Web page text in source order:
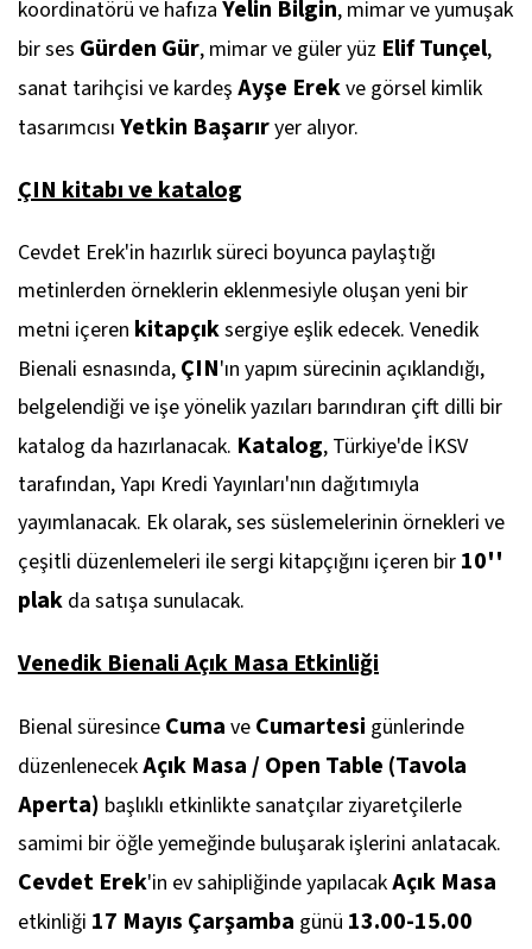
koordinatörü ve hafıza Yelin Bilgin, mimar ve yumuşak
bir ses Gürden Gür, mimar ve güler yüz Elif Tunçel,
sanat tarihçisi ve kardeş Ayşe Erekve görsel kimlik
tasarımcısı Yetkin Başarıryer alıyor.
ÇINkitabı ve katalog
Cevdet Erek'in hazırlık süreci boyunca paylaştığı
metinlerden örneklerin eklenmesiyle oluşan yeni bir
metni içeren kitapçıksergiye eşlik edecek. Venedik
Bienali esnasında, ÇIN'ın yapım sürecinin açıklandığı,
belgelendiği ve işe yönelik yazıları barındıran çift dilli bir
katalog da hazırlanacak. Katalog, Türkiye'de İKSV
tarafından, Yapı Kredi Yayınları'nın dağıtımıyla
yayımlanacak. Ek olarak, ses süslemelerinin örnekleri ve
çeşitli düzenlemeleri ile sergi kitapçığını içeren bir 10''
plak da satışa sunulacak.
Venedik Bienali Açık Masa Etkinliği
Bienal süresince Cuma ve Cumartesi günlerinde
düzenlenecekAçık Masa / Open Table (Tavola
Aperta) başlıklı etkinlikte sanatçılar ziyaretçilerle
samimi bir öğle yemeğinde buluşarak işlerini anlatacak.
Cevdet Erek'in ev sahipliğinde yapılacakAçık Masa
etkinliği 17 Mayıs Çarşamba günü 13.00-15.00